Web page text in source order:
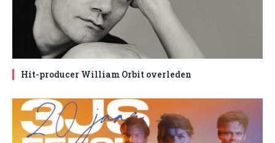
Hit-producer William Orbit overleden